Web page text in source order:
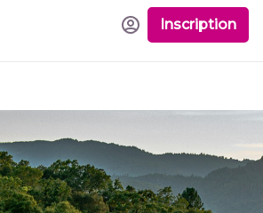
Inscription